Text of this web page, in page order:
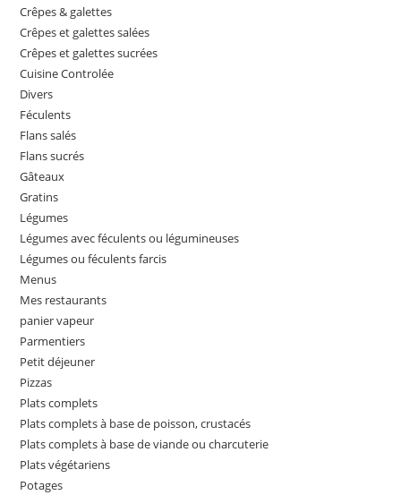
Crêpes & galettes
Crêpes et galettes salées
Crêpes et galettes sucrées
Cuisine Controlée
Divers
Féculents
Flans salés
Flans sucrés
Gâteaux
Gratins
Légumes
Légumes avec féculents ou légumineuses
Légumes ou féculents farcis
Menus
Mes restaurants
panier vapeur
Parmentiers
Petit déjeuner
Pizzas
Plats complets
Plats complets à base de poisson, crustacés
Plats complets à base de viande ou charcuterie
Plats végétariens
Potages